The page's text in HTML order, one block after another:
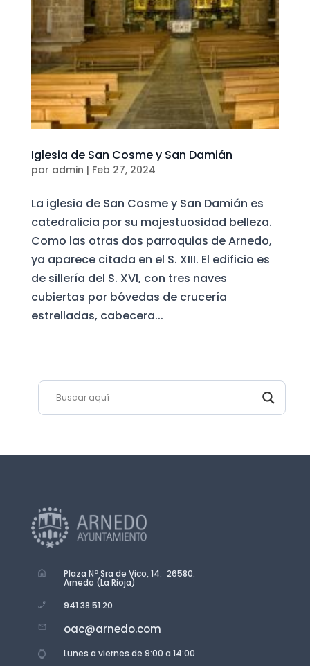
Iglesia de San Cosme y San Damián
por admin | Feb 27, 2024
La iglesia de San Cosme y San Damián es
catedralicia por su majestuosidad belleza.
Como las otras dos parroquias de Arnedo,
ya aparece citada en el S. XIII. El edificio es
de sillería del S. XVI, con tres naves
cubiertas por bóvedas de crucería
estrelladas, cabecera...
Plaza Nª Sra de Vico, 14. 26580.
Arnedo (La Rioja)
941 38 51 20
oac@arnedo.com
Lunes a viernes de 9:00 a 14:00